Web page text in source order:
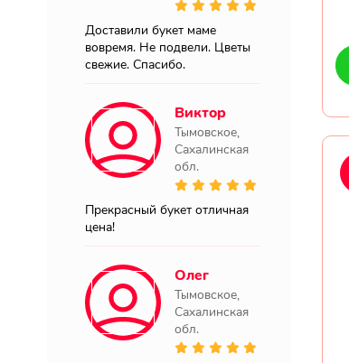
Доставили букет маме
вовремя. Не подвели. Цветы
свежие. Спасибо.
Виктор
Тымовское,
Сахалинская
обл.
Прекрасный букет отличная
цена!
Олег
Тымовское,
Сахалинская
обл.